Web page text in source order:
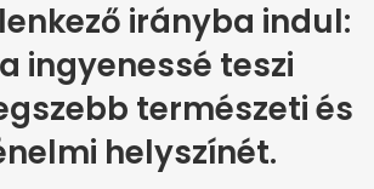
irányba indul:
ingyenessé teszi
természeti és
helyszínét.